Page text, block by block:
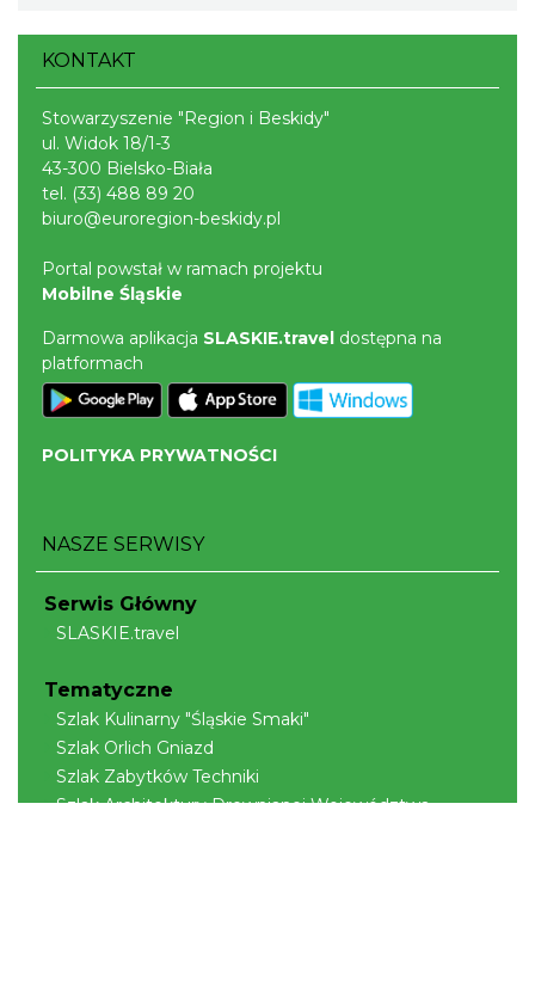
KONTAKT
Stowarzyszenie "Region i Beskidy"
ul. Widok 18/1-3
43-300 Bielsko-Biała
tel. (33) 488 89 20
biuro@euroregion-beskidy.pl
Portal powstał w ramach projektu
Mobilne Śląskie
Darmowa aplikacja SLASKIE.travel dostępna na
platformach
POLITYKA PRYWATNOŚCI
NASZE SERWISY
Serwis Główny
SLASKIE.travel
Tematyczne
Szlak Kulinarny "Śląskie Smaki"
Szlak Orlich Gniazd
Szlak Zabytków Techniki
Szlak Architektury Drewnianej Województwa